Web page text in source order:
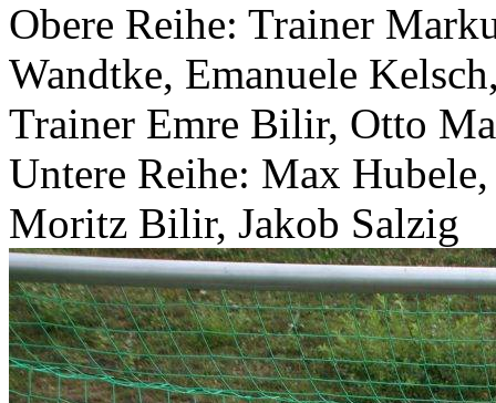
Obere Reihe: Trainer
Wandtke, Emanuele
Trainer Emre Bilir, Otto
Untere Reihe: Max
Moritz Bilir, Jakob Salzig